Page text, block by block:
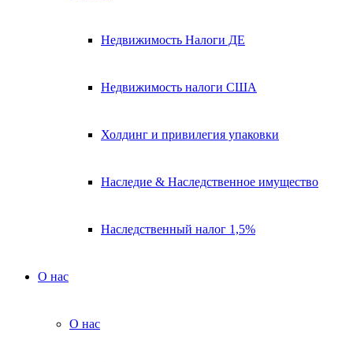
Недвижимость Налоги ДЕ
Недвижимость налоги США
Холдинг и привилегия упаковки
Наследие & Наследственное имущество
Наследственный налог 1,5%
О нас
О нас